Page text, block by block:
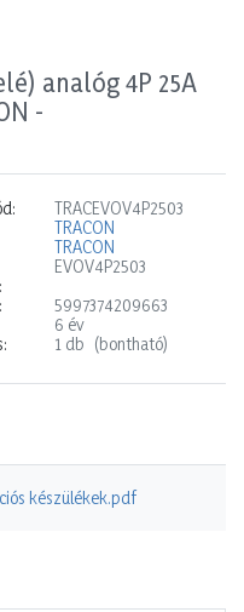
analóg 4P 25A
-
TRACEVOV4P2503
TRACON
TRACON
EVOV4P2503
5997374209663
6 év
1 db (bontható)
készülékek.pdf